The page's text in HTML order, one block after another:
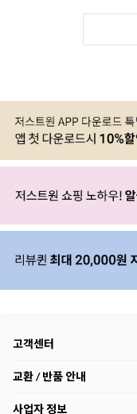
고객센터
교환 / 반품 안내
사업자 정보